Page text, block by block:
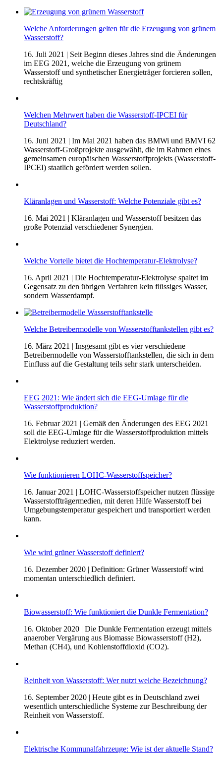
Welche Anforderungen gelten für die Erzeugung von grünem
Wasserstoff?
16. Juli 2021 | Seit Beginn dieses Jahres sind die Änderungen
im EEG 2021, welche die Erzeugung von grünem
Wasserstoff und synthetischer Energieträger forcieren sollen,
rechtskräftig
Welchen Mehrwert haben die Wasserstoff-IPCEI für
Deutschland?
16. Juni 2021 | Im Mai 2021 haben das BMWi und BMVI 62
Wasserstoff-Großprojekte ausgewählt, die im Rahmen eines
gemeinsamen europäischen Wasserstoffprojekts (Wasserstoff-
IPCEI) staatlich gefördert werden sollen.
Kläranlagen und Wasserstoff: Welche Potenziale gibt es?
16. Mai 2021 | Kläranlagen und Wasserstoff besitzen das
große Potenzial verschiedener Synergien.
Welche Vorteile bietet die Hochtemperatur-Elektrolyse?
16. April 2021 | Die Hochtemperatur-Elektrolyse spaltet im
Gegensatz zu den übrigen Verfahren kein flüssiges Wasser,
sondern Wasserdampf.
Welche Betreibermodelle von Wasserstofftankstellen gibt es?
16. März 2021 | Insgesamt gibt es vier verschiedene
Betreibermodelle von Wasserstofftankstellen, die sich in dem
Einfluss auf die Gestaltung teils sehr stark unterscheiden.
EEG 2021: Wie ändert sich die EEG-Umlage für die
Wasserstoffproduktion?
16. Februar 2021 | Gemäß den Änderungen des EEG 2021
soll die EEG-Umlage für die Wasserstoffproduktion mittels
Elektrolyse reduziert werden.
Wie funktionieren LOHC-Wasserstoffspeicher?
16. Januar 2021 | LOHC-Wasserstoffspeicher nutzen flüssige
Wasserstoffträgermedien, mit deren Hilfe Wasserstoff bei
Umgebungstemperatur gespeichert und transportiert werden
kann.
Wie wird grüner Wasserstoff definiert?
16. Dezember 2020 | Definition: Grüner Wasserstoff wird
momentan unterschiedlich definiert.
Biowasserstoff: Wie funktioniert die Dunkle Fermentation?
16. Oktober 2020 | Die Dunkle Fermentation erzeugt mittels
anaerober Vergärung aus Biomasse Biowasserstoff (H2),
Methan (CH4), und Kohlenstoffdioxid (CO2).
Reinheit von Wasserstoff: Wer nutzt welche Bezeichnung?
16. September 2020 | Heute gibt es in Deutschland zwei
wesentlich unterschiedliche Systeme zur Beschreibung der
Reinheit von Wasserstoff.
Elektrische Kommunalfahrzeuge: Wie ist der aktuelle Stand?